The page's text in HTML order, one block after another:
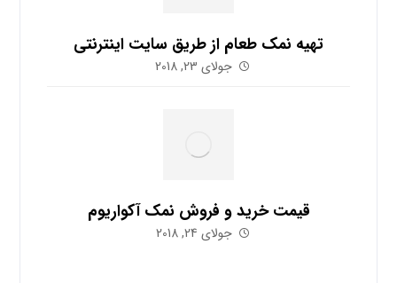
تهیه نمک طعام از طریق سایت اینترنتی
جولای 23, 2018
قیمت خرید و فروش نمک آکواریوم
جولای 24, 2018